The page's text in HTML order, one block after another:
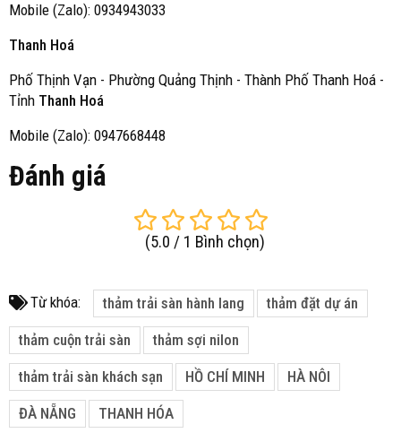
Mobile (Zalo): 0934943033
Thanh Hoá
Phố Thịnh Vạn - Phường Quảng Thịnh - Thành Phố Thanh Hoá -
Tỉnh Thanh Hoá
Mobile (Zalo): 0947668448
Đánh giá
(5.0 / 1 Bình chọn)
Từ khóa: thảm trải sàn hành lang thảm đặt dự án
thảm cuộn trải sàn thảm sợi nilon
thảm trải sàn khách sạn HỒ CHÍ MINH HÀ NÔI
ĐÀ NẴNG THANH HÓA